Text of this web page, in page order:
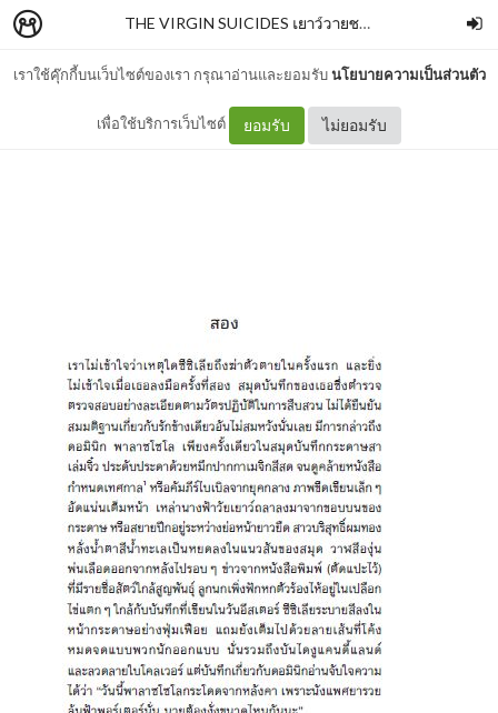
เราใช้คุ๊กกี้บนเว็บไซต์ของเรา กรุณาอ่านและยอมรับนโยบายความเป็นส่วนตัว
เพื่อใช้บริการเว็บไซต์ ยอมรับ ไม่ยอมรับ
THE VIRGIN SUICIDES เยาว์วายชนม์
บทที่ 2